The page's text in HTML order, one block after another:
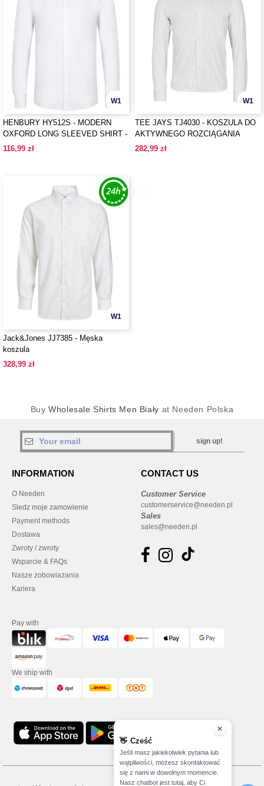
W1
HENBURY HY512S - MODERN
OXFORD LONG SLEEVED SHIRT -
SLIM FIT
116,99 zł
W1
TEE JAYS TJ4030 - KOSZULA DO
AKTYWNEGO ROZCIĄGANIA
282,99 zł
W1
Jack&Jones JJ7385 - Męska
koszula
328,99 zł
BuyWholesale Shirts Men Biały at Needen Polska
sign up!
INFORMATION
O Needen
Sledz moje zamowienie
Payment methods
Dostawa
Zwroty / zwroty
Wsparcie & FAQs
Nasze zobowiazania
Kariera
CONTACT US
Customer Service
customerservice@needen.pl
Sales
sales@needen.pl
Pay with
We ship with
👋 Cześć
Jeśli masz jakiekolwiek pytania lub
wątpliwości, możesz skontaktować
się z nami w dowolnym momencie.
Nasz chatbot jest tutaj, aby Ci